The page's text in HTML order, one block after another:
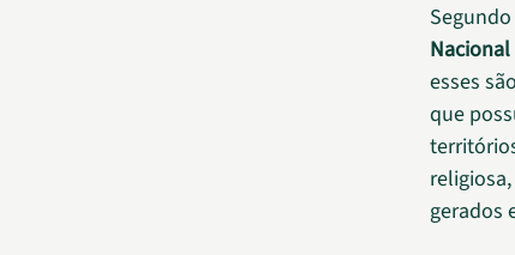
esses
que
gerados